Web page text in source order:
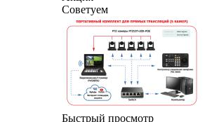
Советуем
Быстрый просмотр